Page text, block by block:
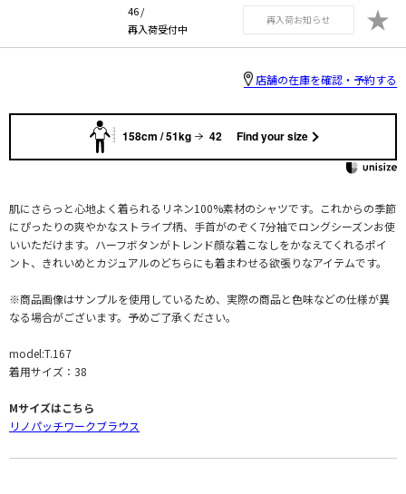
46 /
再入荷受付中
再入荷お知らせ ★
店舗の在庫を確認・予約する
158cm / 51kg 42 Find your size
肌にさらっと心地よく着られるリネン100%素材のシャツです。これからの季節
にぴったりの爽やかなストライプ柄、手首がのぞく7分袖でロングシーズンお使
いいただけます。ハーフボタンがトレンド顔な着こなしをかなえてくれるポイ
ント、きれいめとカジュアルのどちらにも着まわせる欲張りなアイテムです。
※商品画像はサンプルを使用しているため、実際の商品と色味などの仕様が異
なる場合がございます。予めご了承ください。
model:T.167
着用サイズ：38
Mサイズはこちら
リノパッチワークブラウス